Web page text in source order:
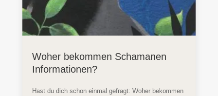
Woher bekommen Schamanen
Informationen?
Hast du dich schon einmal gefragt: Woher bekommen